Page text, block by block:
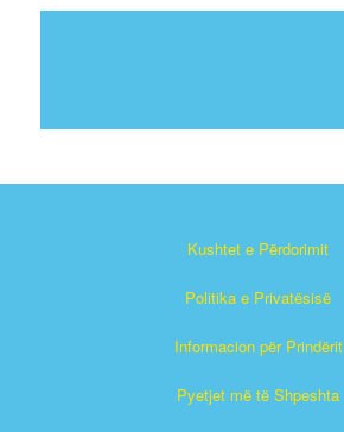
Kushtet e Përdorimit
Politika e Privatësisë
Informacion për Prindërit
Pyetjet më të Shpeshta